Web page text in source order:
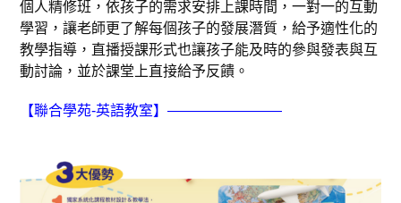
個人精修班，依孩子的需求安排上課時間，一對一的互動
學習，讓老師更了解每個孩子的發展潛質，給予適性化的
教學指導，直播授課形式也讓孩子能及時的參與發表與互
動討論，並於課堂上直接給予反饋。
【聯合學苑-英語教室】————————